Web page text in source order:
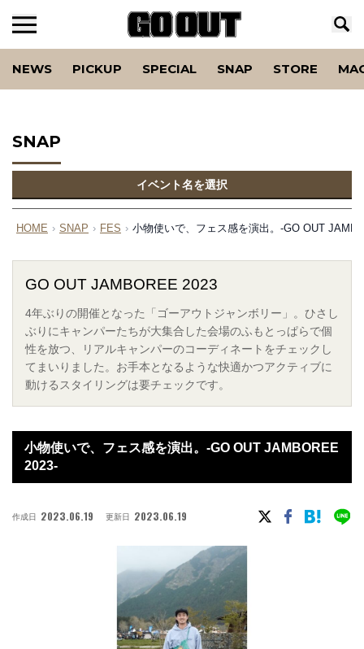
NEWS PICKUP SPECIAL SNAP STORE
SNAP
イベント名を選択
HOME › SNAP › FES › 小物使いで、フェス感を演出。-GO OUT
GO OUT JAMBOREE 2023
4年ぶりの開催となった「ゴーアウトジャンボリー」。ひさし
ぶりにキャンパーたちが大集合した会場のふもとっぱらで個
性を放つ、リアルキャンパーのコーディネートをチェックし
てまいりました。お手本となるような快適かつアクティブに
動けるスタイリングは要チェックです。
小物使いで、フェス感を演出。-GO OUT JAMBOREE
2023-
作成日 2023.06.19 更新日 2023.06.19